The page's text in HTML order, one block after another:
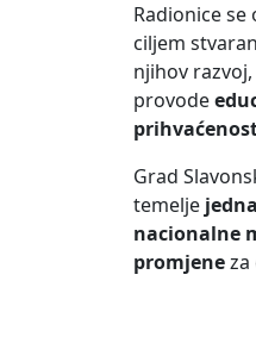
Radionice se
ciljem
njihov
provode
Grad
temelje
nacionalne
promjeneza